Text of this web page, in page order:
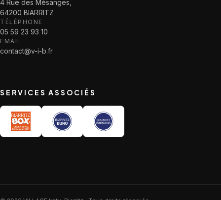
4 Rue des Mésanges,
64200 BIARRITZ
TÉLÉPHONE
05 59 23 93 10
EMAIL
contact@v-i-b.fr
SERVICES ASSOCIÉS